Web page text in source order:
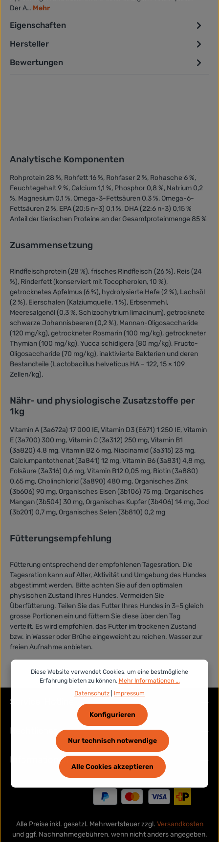
Der A… Mehr
Eigenschaften
Hersteller
Bewertungen
Analytische Komponenten
Rohprotein 28 %, Rohfett 16 %, Rohfaser 2 %, Rohasche 6 %,
Feuchtegehalt 9 %, Calcium 1,1 %, Phosphor 0,8 %, Natrium 0,2
%, Magnesium 0,1 %, Omega-3-Fettsäuren 0,3 %, Omega-6-
Fettsäuren 2 %, EPA (20:5 n-3) 0,1 %, DHA (22:6 n-3) 0,15 %
Anteil der tierischen Proteine an der Gesamtproteinmenge 85 %
Zusammensetzung
Rindfleischprotein (28 %), frisches Rindfleisch (26 %), Reis (24
%), Rinderfett (konserviert mit Tocopherolen, 10 %),
getrocknetes Apfelmus (6 %), hydrolysierte Hefe (2 %), Lachsöl
(2 %), Eierschalen (Kalziumquelle, 1 %), Erbsenmehl,
Meeresalgenöl (0,3 %, Schizochytrium limacinum), getrocknete
schwarze Johannisbeeren (0,2 %), Mannan-Oligosaccharide
(120 mg/kg), getrockneter Rosmarin (100 mg/kg), getrockneter
Thymian (100 mg/kg), Yucca schidigera (80 mg/kg), Fructo-
Oligosaccharide (70 mg/kg), inaktivierte Bakterien und deren
Bestandteile (Lactobacillus helveticus HA – 122, 15 × 109
Zellen/kg).
Nähr- und physiologische Zusatzstoffe per
1kg
Vitamin A (3a672a) 17 000 IE, Vitamin D3 (E671) 1 250 IE, Vitamin
E (3a700) 300 mg, Vitamin C (3a312) 250 mg, Vitamin B1
(3a820) 4,8 mg, Vitamin B2 6 mg, Niacinamid (3a315) 23 mg,
Calciumpantothenat (3a841) 12 mg, Vitamin B6 (3a831) 4,8 mg,
Folsäure (3a316) 0,6 mg, Vitamin B12 0,05 mg, Biotin (3a880)
0,65 mg, Cholinchlorid (3a890) 480 mg, Organisches Zink
(3b606) 90 mg, Organisches Eisen (3b106) 75 mg, Organisches
Mangan (3b504) 30 mg, Organisches Kupfer (3b406) 14 mg, Jod
(3b201) 0,7 mg, Organisches Selen (3b810) 0,2 mg
Fütterungsempfehlung
Fütterung entsprechend der empfohlenen Tagesration. Die
Tagesration kann auf Alter, Aktivität und Umgebung des Hundes
abgestimmt werden. Bitte achten Sie auf den optimalen
physischen Zustand Ihres Hundes. Vermeiden Sie
Überfütterung. Teilen Sie das Futter Ihres Hundes in 3–5 gleich
grosse Portionen ein und füttern Sie diese über den Tag
verteilt. Es wird empfohlen, das Futter im trockenen Zustand
bzw. in Wasser oder Brühe eingeweicht zu reichen. Wasser zur
freien Aufnahme anbieten.
Service-Hotline
Rechtliches
Informationen
Alle Preise inkl. gesetzl. Mehrwertsteuer zzgl. Versandkosten
und ggf. Nachnahmegebühren, wenn nicht anders angegeben.
Diese Website verwendet Cookies, um eine bestmögliche
Erfahrung bieten zu können. Mehr Informationen ...
Datenschutz
Impressum
Nur technisch notwendige
Konfigurieren
Alle Cookies akzeptieren